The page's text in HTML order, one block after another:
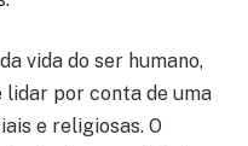
vida do ser humano,
por conta de uma
e religiosas. O